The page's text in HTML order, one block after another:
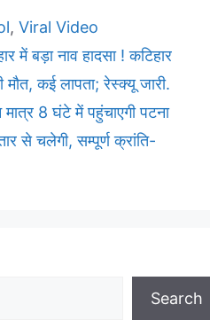
, Viral Video
में बड़ा नाव हादसा ! कटिहार
कई लापता; रेस्क्यू जारी.
8 घंटे में पहुंचाएगी पटना
से चलेगी, सम्पूर्ण क्रांति-
Search